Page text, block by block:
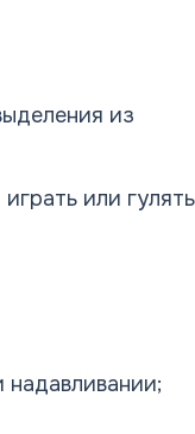
из
или